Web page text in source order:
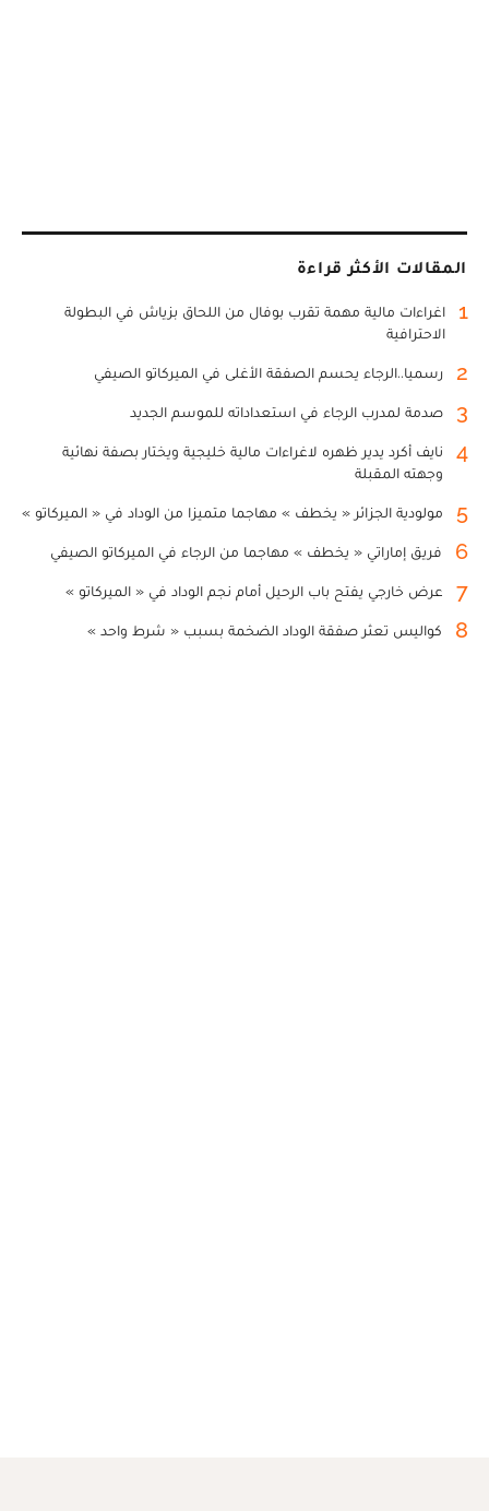
المقالات الأكثر قراءة
1
اغراءات مالية مهمة تقرب بوفال من اللحاق بزياش في البطولة
الاحترافية
2 رسميا..الرجاء يحسم الصفقة الأغلى في الميركاتو الصيفي
3 صدمة لمدرب الرجاء في استعداداته للموسم الجديد
4
نايف أكرد يدير ظهره لاغراءات مالية خليجية ويختار بصفة نهائية
وجهته المقبلة
5 مولودية الجزائر « يخطف » مهاجما متميزا من الوداد في « الميركاتو »
6 فريق إماراتي « يخطف » مهاجما من الرجاء في الميركاتو الصيفي
7 عرض خارجي يفتح باب الرحيل أمام نجم الوداد في « الميركاتو »
8 كواليس تعثر صفقة الوداد الضخمة بسبب « شرط واحد »